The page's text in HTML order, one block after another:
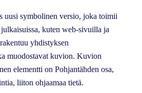
uusi symbolinen versio, joka toimii
kuten web-sivuilla ja
yhdistyksen
muodostavat kuvion. Kuvion
elementti on Pohjantähden osa,
liiton ohjaamaa tietä.